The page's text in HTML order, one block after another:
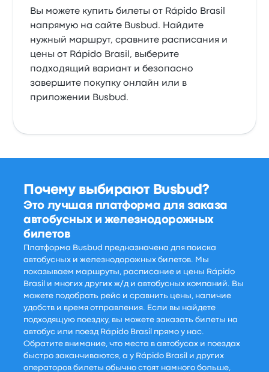
Вы можете купить билеты от Rápido Brasil
напрямую на сайте Busbud. Найдите
нужный маршрут, сравните расписания и
цены от Rápido Brasil, выберите
подходящий вариант и безопасно
завершите покупку онлайн или в
приложении Busbud.
Почему выбирают Busbud?
Это лучшая платформа для заказа
автобусных и железнодорожных
билетов
Платформа Busbud предназначена для поиска
автобусных и железнодорожных билетов. Мы
показываем маршруты, расписание и цены Rápido
Brasil и многих других ж/д и автобусных компаний. Вы
можете подобрать рейс и сравнить цены, наличие
удобств и время отправления. Если вы найдете
подходящую поездку, вы можете заказать билеты на
автобус или поезд Rápido Brasil прямо у нас.
Обратите внимание, что места в автобусах и поездах
быстро заканчиваются, а у Rápido Brasil и других
операторов билеты обычно стоят намного больше,